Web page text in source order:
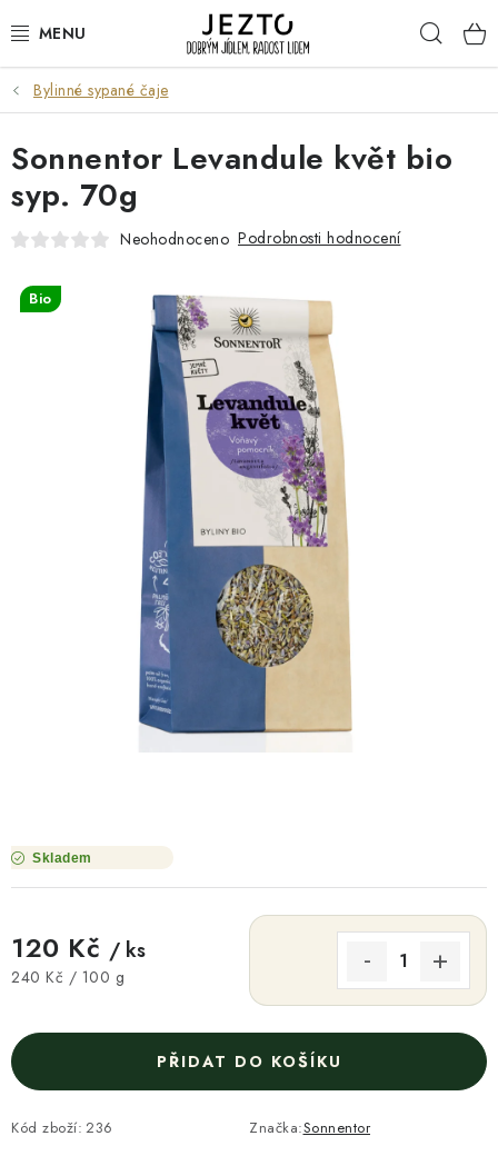
na
DÁRKOVÉ SADY
TRVANLIVÉ
DROGERIE A KOSMETIKA
SPORT A ZDRAVÍ
RELAX A REGENERACE
NÁŠ PŘÍBĚH FIREMNÍ DÁRKY
KONTAKTY
DOPRAVA A PLATBA
Bylinné sypané čaje
Skladem
120 Kč / ks
Měrná cena:
240 Kč / 100 g
PŘIDAT DO KOŠÍKU
Kód zboží: 236 Značka:Sonnentor
Sonnentor Levandule květ bio
syp. 70g
Neohodnoceno Podrobnosti hodnocení
Bio